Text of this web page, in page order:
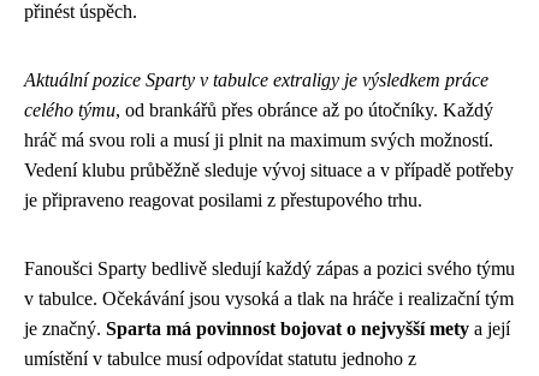
přinést úspěch.
Aktuální pozice Sparty v tabulce extraligy je výsledkem práce
celého týmu, od brankářů přes obránce až po útočníky. Každý
hráč má svou roli a musí ji plnit na maximum svých možností.
Vedení klubu průběžně sleduje vývoj situace a v případě potřeby
je připraveno reagovat posilami z přestupového trhu.
Fanoušci Sparty bedlivě sledují každý zápas a pozici svého týmu
v tabulce. Očekávání jsou vysoká a tlak na hráče i realizační tým
je značný. Sparta má povinnost bojovat o nejvyšší mety a její
umístění v tabulce musí odpovídat statutu jednoho z